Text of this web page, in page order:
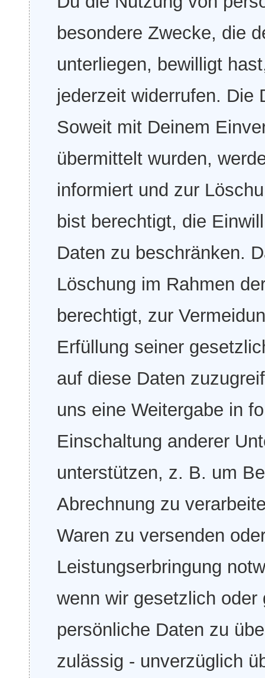
besondere Zwecke, die
unterliegen, bewilligt
jederzeit widerrufen. Die
Soweit mit Deinem
übermittelt wurden,
informiert und zur
bist berechtigt, die
Daten zu beschränken.
Löschung im Rahmen
berechtigt, zur
Erfüllung seiner
auf diese Daten
uns eine Weitergabe in
Einschaltung anderer
unterstützen, z. B. um
Abrechnung zu
Waren zu versenden
Leistungserbringung
wenn wir gesetzlich
persönliche Daten zu
zulässig - unverzüglich